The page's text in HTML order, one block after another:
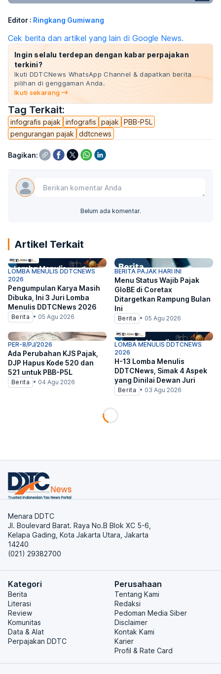
Editor : Ringkang Gumiwang
Cek berita dan artikel yang lain di Google News.
Ingin selalu terdepan dengan kabar perpajakan
terkini?
Ikuti DDTCNews WhatsApp Channel & dapatkan berita
pilihan di genggaman Anda.
Ikuti sekarang
Tag Terkait:
infografis pajak infografis pajak
PBB-P5L
pengurangan pajak
ddtcnews
Bagikan:
Belum ada komentar.
Artikel Terkait
LOMBA MENULIS DDTCNEWS
2026
Pengumpulan Karya Masih
Dibuka, Ini 3 Juri Lomba
Menulis DDTCNews 2026
Berita • 05 Agu 2026
BERITA PAJAK HARI INI
Menu Status Wajib Pajak
GloBE di Coretax
Ditargetkan Rampung Bulan
Ini
Berita • 05 Agu 2026
PER-8/PJ/2026
Ada Perubahan KJS Pajak,
DJP Hapus Kode 520 dan
521 untuk PBB-P5L
Berita • 04 Agu 2026
LOMBA MENULIS DDTCNEWS
2026
H-13 Lomba Menulis
DDTCNews, Simak 4 Aspek
yang Dinilai Dewan Juri
Berita • 03 Agu 2026
Menara DDTC
Jl. Boulevard Barat. Raya No.B Blok XC 5-6,
Kelapa Gading, Kota Jakarta Utara, Jakarta
14240
(021) 29382700
Kategori
Berita
Literasi
Review
Komunitas
Data & Alat
Perpajakan DDTC
Perusahaan
Tentang Kami
Redaksi
Pedoman Media Siber
Disclaimer
Kontak Kami
Karier
Profil & Rate Card